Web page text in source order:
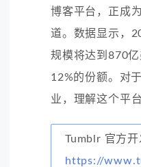
博客平台，正成
道。数据显示，
规模将达到870
12%的份额。对
业，理解这个平
Tumblr 官方开
https://